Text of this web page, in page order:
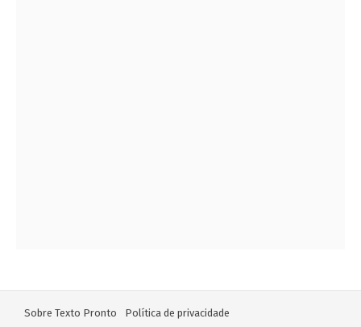
Sobre Texto Pronto Política de privacidade